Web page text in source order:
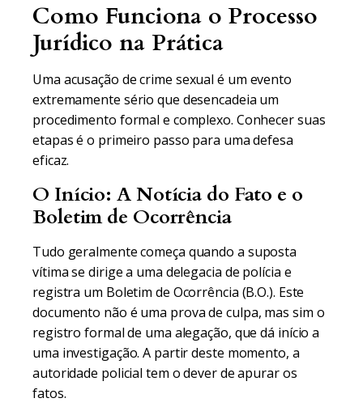
Como Funciona o Processo
Jurídico na Prática
Uma acusação de crime sexual é um evento
extremamente sério que desencadeia um
procedimento formal e complexo. Conhecer suas
etapas é o primeiro passo para uma defesa
eficaz.
O Início: A Notícia do Fato e o
Boletim de Ocorrência
Tudo geralmente começa quando a suposta
vítima se dirige a uma delegacia de polícia e
registra um Boletim de Ocorrência (B.O.). Este
documento não é uma prova de culpa, mas sim o
registro formal de uma alegação, que dá início a
uma investigação. A partir deste momento, a
autoridade policial tem o dever de apurar os
fatos.